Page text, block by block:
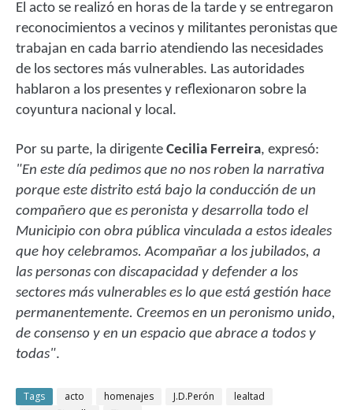
El acto se realizó en horas de la tarde y se entregaron
reconocimientos a vecinos y militantes peronistas que
trabajan en cada barrio atendiendo las necesidades
de los sectores más vulnerables. Las autoridades
hablaron a los presentes y reflexionaron sobre la
coyuntura nacional y local.
Por su parte, la dirigente Cecilia Ferreira, expresó:
"En este día pedimos que no nos roben la narrativa
porque este distrito está bajo la conducción de un
compañero que es peronista y desarrolla todo el
Municipio con obra pública vinculada a estos ideales
que hoy celebramos. Acompañar a los jubilados, a
las personas con discapacidad y defender a los
sectores más vulnerables es lo que está gestión hace
permanentemente. Creemos en un peronismo unido,
de consenso y en un espacio que abrace a todos y
todas".
Tags acto homenajes J.D.Perón
lealtad